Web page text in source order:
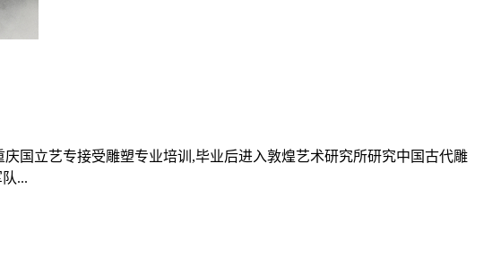
国立艺专接受雕塑专业培训,毕业后进入敦煌艺术研究所研究中国古代雕
...